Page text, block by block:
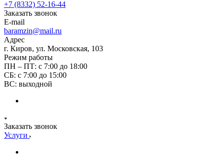
+7 (8332) 52-16-44
Заказать звонок
E-mail
baramzin@mail.ru
Адрес
г. Киров, ул. Московская, 103
Режим работы
ПН – ПТ: с 7:00 до 18:00
СБ: с 7:00 до 15:00
ВС: выходной
Заказать звонок
Услуги